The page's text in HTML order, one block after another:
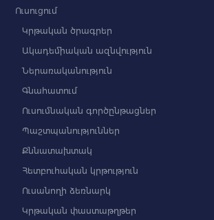
Ուսուցում
Կրթական ծրագրեր
Ակադեմիական ազնվություն
Ներառականություն
Գնահատում
Ուսումնական գործընթացներ
Պաշտպանություններ
Քննատախտակ
Հետբուհական կրթություն
Ուսանողի ձեռնարկ
Կրթական փաստաթղթեր